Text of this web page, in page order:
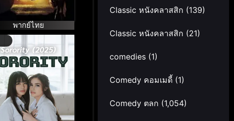
พากย์ไทย
Sorority (2025)
Classic หนังคลาสสิก (139)
Classic หนังคลาสสิก (21)
comedies (1)
Comedy คอมเมดี้ (1)
Comedy ตลก (1,054)